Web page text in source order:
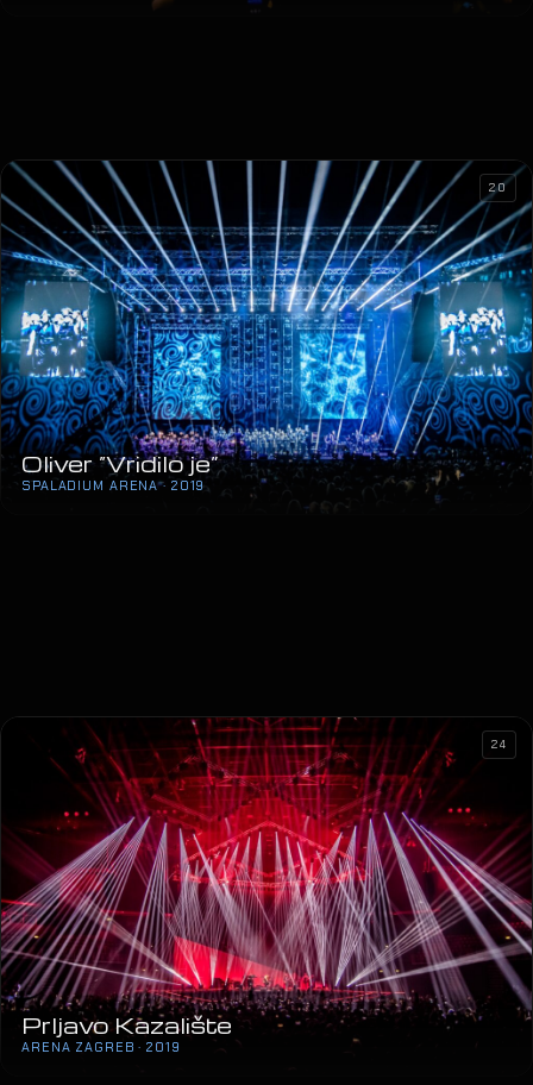
Oliver “Vridilo je”
SPALADIUM ARENA · 2019
20
Prljavo Kazalište
ARENA ZAGREB · 2019
24